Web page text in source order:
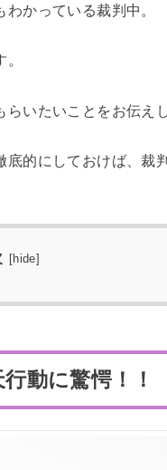
かっている裁判中。
らいたいことをお伝え
底的にしておけば、裁
hide
動に驚愕！！